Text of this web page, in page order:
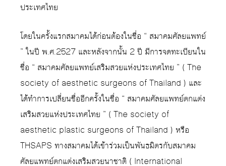
ประเทศไทย
โดยในครั้งแรกสมาคมได้ก่อนต้องในชื่อ “ สมาคมศัลยแพทย์
” ในปี พ.ศ.2527 และหลังจากนั้น 2 ปี มีการจดทะเบียนใน
ชื่อ “ สมาคมศัลยแพทย์เสริมสวยแห่งประเทศไทย ” ( The
society of aesthetic surgeons of Thailand ) และ
ได้ทำการเปลี่ยนชื่ออีกครั้งในชื่อ “ สมาคมศัลยแพทย์ตกแต่ง
เสริมสวยแห่งประเทศไทย ” ( The society of
aesthetic plastic surgeons of Thailand ) หรือ
THSAPS ทางสมาคมได้เข้าร่วมเป็นพันธมิตรกับสมาคม
ศัลยแพทย์ตกแต่งเสริมสวยนาชาติ ( International